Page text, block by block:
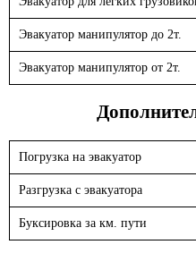
Эвакуатор манипулятор до 2т.
Эвакуатор манипулятор от 2т.
Погрузка на эвакуатор
Разгрузка с эвакуатора
Буксировка за км. пути